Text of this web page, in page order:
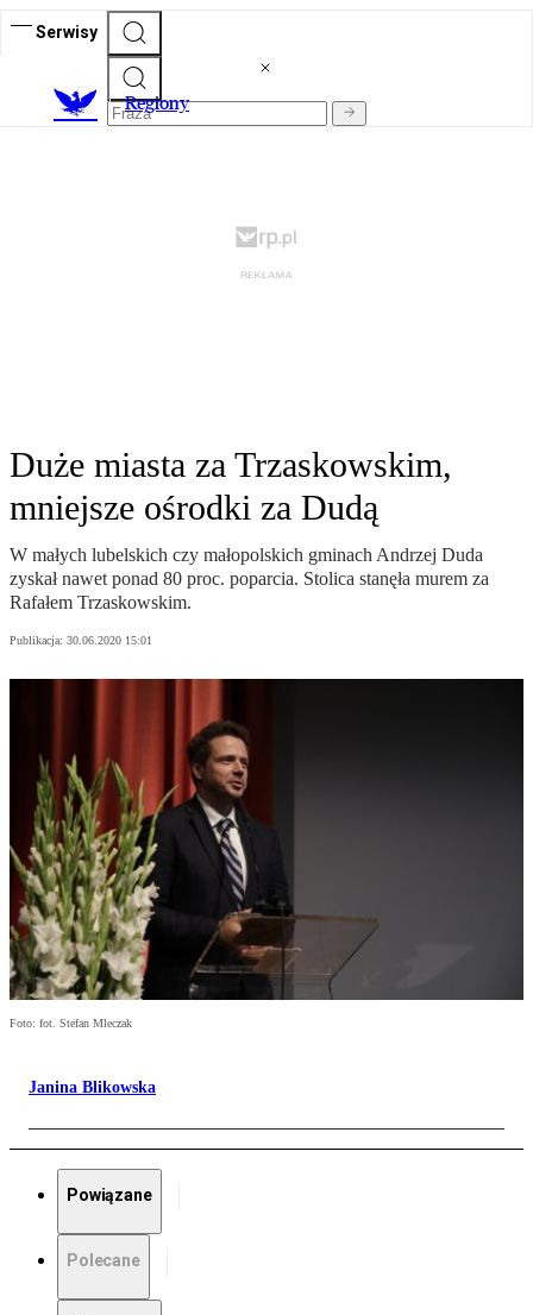
Serwisy
Regiony
Duże miasta za Trzaskowskim,
mniejsze ośrodki za Dudą
W małych lubelskich czy małopolskich gminach Andrzej Duda
zyskał nawet ponad 80 proc. poparcia. Stolica stanęła murem za
Rafałem Trzaskowskim.
Publikacja: 30.06.2020 15:01
Foto: fot. Stefan Mleczak
Janina Blikowska
Powiązane
Polecane